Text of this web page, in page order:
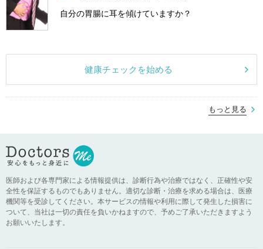
自分の胃腸に耳を傾けていますか？
健康チェックを始める
もっと見る
医師および各専門家による情報提供は、診断行為や治療ではなく、正確性や安
全性を保証するものでもありません。適切な診断・治療を求める場合は、医療
機関等を受診してください。本サービスの情報や利用に際して発生した損害に
ついて、当社は一切の責任を負いかねますので、予めご了承いただきますよう
お願いいたします。